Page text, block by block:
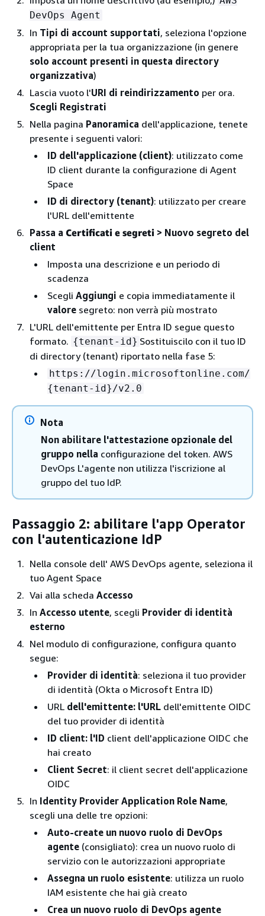
DevOps Agent
In Tipi di account supportati, seleziona l'opzione
appropriata per la tua organizzazione (in genere
solo account presenti in questa directory
organizzativa)
Lascia vuoto l'URI di reindirizzamento per ora.
Scegli Registrati
Nella pagina Panoramica dell'applicazione, tenete
presente i seguenti valori:
ID dell'applicazione (client): utilizzato come
ID client durante la configurazione di Agent
Space
ID di directory (tenant): utilizzato per creare
l'URL dell'emittente
Passa a Certificati e segreti > Nuovo segreto del
client
Imposta una descrizione e un periodo di
scadenza
Scegli Aggiungi e copia immediatamente il
valore segreto: non verrà più mostrato
L'URL dell'emittente per Entra ID segue questo
formato. {tenant-id} Sostituiscilo con il tuo ID
di directory (tenant) riportato nella fase 5:
https://login.microsoftonline.com/
{tenant-id}/v2.0
Nota
Non abilitare l'attestazione opzionale del
gruppo nella configurazione del token. AWS
DevOps L'agente non utilizza l'iscrizione al
gruppo del tuo IdP.
Passaggio 2: abilitare l'app Operator
con l'autenticazione IdP
Nella console dell' AWS DevOps agente, seleziona il
tuo Agent Space
Vai alla scheda Accesso
In Accesso utente, scegli Provider di identità
esterno
Nel modulo di configurazione, configura quanto
segue:
Provider di identità: seleziona il tuo provider
di identità (Okta o Microsoft Entra ID)
URL dell'emittente: l'URL dell'emittente OIDC
del tuo provider di identità
ID client: l'ID client dell'applicazione OIDC che
hai creato
Client Secret: il client secret dell'applicazione
OIDC
In Identity Provider Application Role Name,
scegli una delle tre opzioni:
Auto-create un nuovo ruolo di DevOps
agente (consigliato): crea un nuovo ruolo di
servizio con le autorizzazioni appropriate
Assegna un ruolo esistente: utilizza un ruolo
IAM esistente che hai già creato
Crea un nuovo ruolo di DevOps agente